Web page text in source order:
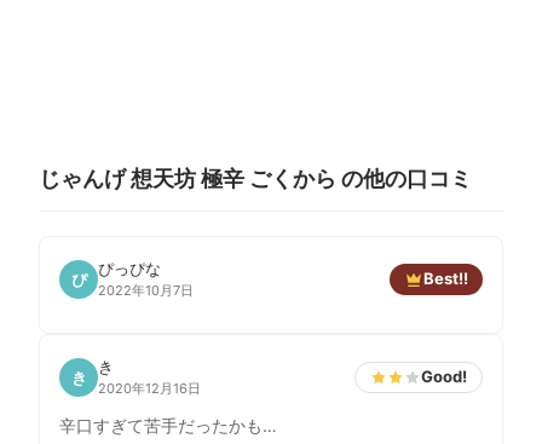
じゃんげ 想天坊 極辛 ごくから の他の口コミ
ぴ
ぴっぴな
2022年10月7日
Best!!
き
き
2020年12月16日
Good!
辛口すぎて苦手だったかも…